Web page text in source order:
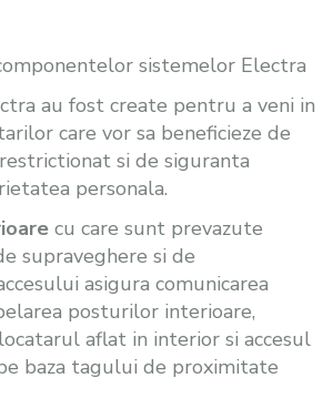
sistemelor Electra
au fost create pentru a veni in
care vor sa beneficieze de
si de siguranta
personala.
cu care sunt prevazute
supraveghere si de
asigura comunicarea
posturilor interioare,
aflat in interior si accesul
baza tagului de proximitate